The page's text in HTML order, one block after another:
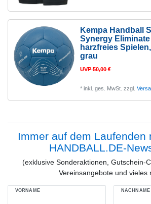
Kempa Handball
Synergy
harzfreies Spielen
grau
UVP 50,00 €
*inkl. ges. MwSt. zzgl.
Immer auf dem Laufenden
HANDBALL.DE-
(exklusive Sonderaktionen, Gutschein-
Vereinsangebote und vieles
VORNAME NACHNAME